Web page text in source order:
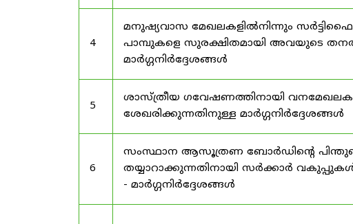
4
മനുഷ്യവാസ മേഖലകളിൽനിന്നും
പാമ്പുകളെ സുരക്ഷിതമായി അവയുടെ
മാർഗ്ഗനിർദ്ദേശങ്ങൾ
5
ശാസ്ത്രീയ ഗവേഷണത്തിനായി
ശേഖരിക്കുന്നതിനുള്ള മാർഗ്ഗനിർദ്ദേശങ്ങൾ
6
സംസ്ഥാന ആസൂത്രണ ബോർഡിൻ്റെ
തയ്യാറാക്കുന്നതിനായി സർക്കാർ
- മാർഗ്ഗനിർദ്ദേശങ്ങൾ